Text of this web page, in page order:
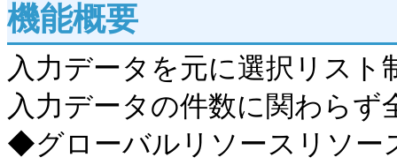
機能概要
入力データを元に選択リス
入力データの件数に関わら
◆グローバルリソースリソー